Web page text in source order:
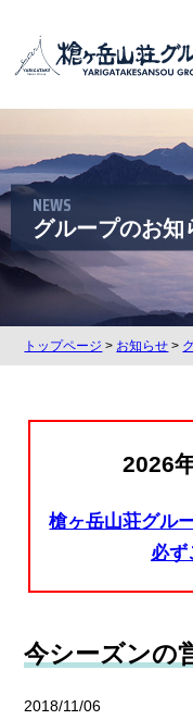
NEWS
グループのお知
トップページ > お知らせ >
2026
槍ヶ岳山荘グル
必ず
今シーズンの
2018/11/06